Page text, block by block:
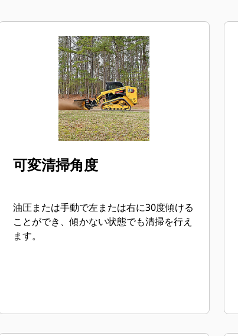
可変清掃角度
油圧または手動で左または右に30度傾ける
ことができ、傾かない状態でも清掃を行え
ます。